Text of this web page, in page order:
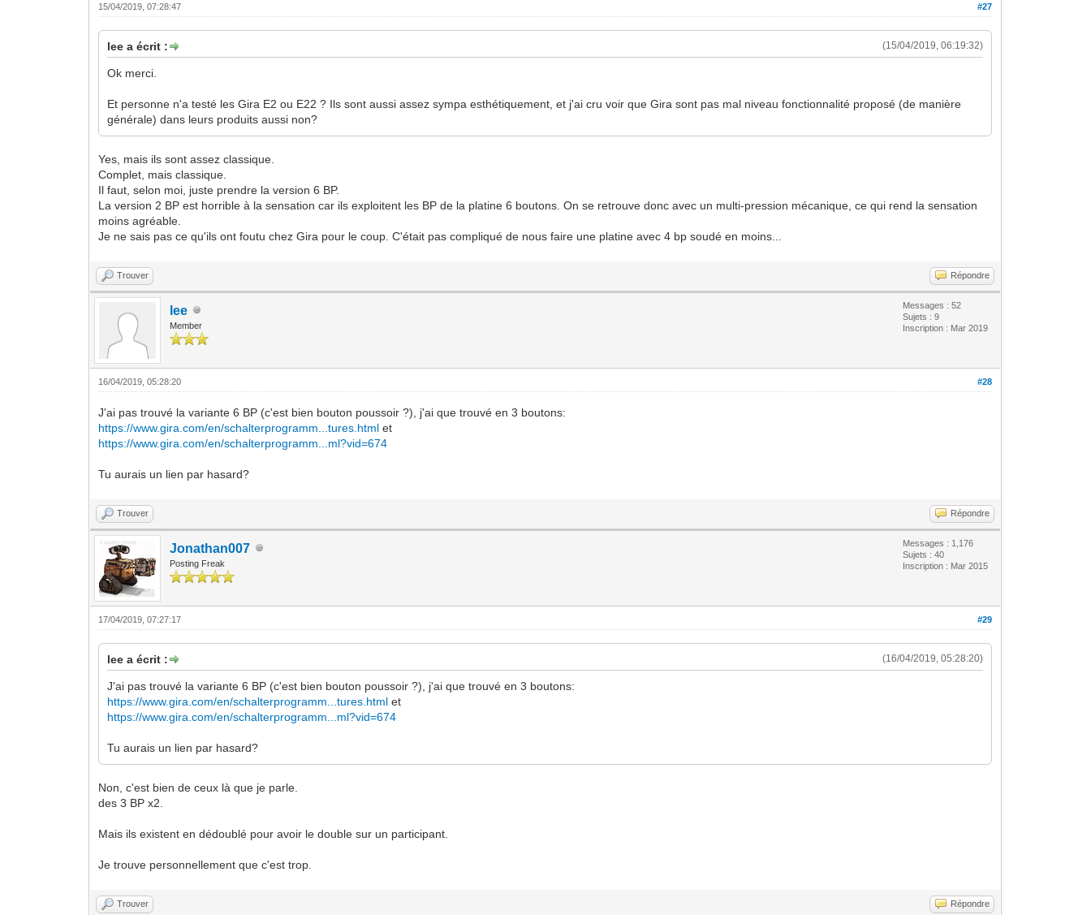
#27
15/04/2019, 07:28:47
(15/04/2019, 06:19:32)
lee a écrit :
Ok merci.
Et personne n'a testé les Gira E2 ou E22 ? Ils sont aussi assez sympa esthétiquement, et j'ai cru voir que Gira sont pas mal niveau fonctionnalité proposé (de manière
générale) dans leurs produits aussi non?
Yes, mais ils sont assez classique.
Complet, mais classique.
Il faut, selon moi, juste prendre la version 6 BP.
La version 2 BP est horrible à la sensation car ils exploitent les BP de la platine 6 boutons. On se retrouve donc avec un multi-pression mécanique, ce qui rend la sensation
moins agréable.
Je ne sais pas ce qu'ils ont foutu chez Gira pour le coup. C'était pas compliqué de nous faire une platine avec 4 bp soudé en moins...
Trouver Répondre
lee
Member
Messages : 52
Sujets : 9
Inscription : Mar 2019
#28
16/04/2019, 05:28:20
J'ai pas trouvé la variante 6 BP (c'est bien bouton poussoir ?), j'ai que trouvé en 3 boutons:
https://www.gira.com/en/schalterprogramm...tures.html et
https://www.gira.com/en/schalterprogramm...ml?vid=674
Tu aurais un lien par hasard?
Trouver Répondre
Jonathan007
Posting Freak
Messages : 1,176
Sujets : 40
Inscription : Mar 2015
#29
17/04/2019, 07:27:17
(16/04/2019, 05:28:20)
lee a écrit :
J'ai pas trouvé la variante 6 BP (c'est bien bouton poussoir ?), j'ai que trouvé en 3 boutons:
https://www.gira.com/en/schalterprogramm...tures.html et
https://www.gira.com/en/schalterprogramm...ml?vid=674
Tu aurais un lien par hasard?
Non, c'est bien de ceux là que je parle.
des 3 BP x2.
Mais ils existent en dédoublé pour avoir le double sur un participant.
Je trouve personnellement que c'est trop.
Trouver Répondre